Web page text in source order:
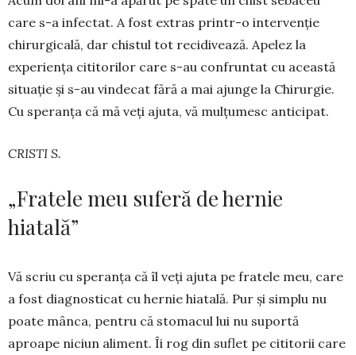
care s-a infectat. A fost extras printr-o inter­venție
chirurgicală, dar chistul tot recidivea­ză. Apelez la
experiența citi­torilor care s-au con­fruntat cu această
situație și s-au vindecat fără a mai ajunge la Chirur­gie.
Cu speranța că mă veți ajuta, vă mulțumesc anticipat.
CRISTI S.
„Fratele meu suferă de hernie
hiatală”
Vă scriu cu spe­ranța că îl veți ajuta pe fratele meu, care
a fost diagnosticat cu hernie hiatală. Pur și simplu nu
poate mânca, pentru că stomacul lui nu suportă
aproape niciun aliment. Îi rog din suflet pe cititorii care